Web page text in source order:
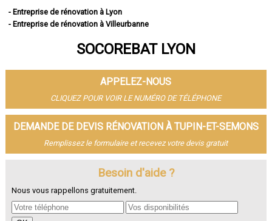
- Entreprise de rénovation à Lyon
- Entreprise de rénovation à Villeurbanne
- Entreprise de rénovation à Saint-Priest
- Entreprise de rénovation à Vaulx-en-Velin
- Entreprise de rénovation à Bron
- Entreprise de rénovation à Villefranche-sur-Saône
- Entreprise de rénovation à Rillieux-la-Pape
- Entreprise de rénovation à Meyzieu
- Entreprise de rénovation à Oullins
- Entreprise de rénovation à Décines-Charpieu
- Entreprise de rénovation à Saint-Genis-Laval
- Entreprise de rénovation à Tassin-la-Demi-Lune
- Entreprise de rénovation à Écully
- Entreprise de rénovation à Saint-Fons
SOCOREBAT LYON
APPELEZ-NOUS
CLIQUEZ POUR VOIR LE NUMÉRO DE TÉLÉPHONE
DEMANDE DE DEVIS RÉNOVATION À TUPIN-ET-SEMONS
Remplissez le formulaire et recevez votre devis gratuit
Besoin d'aide ?
Nous vous rappellons gratuitement.